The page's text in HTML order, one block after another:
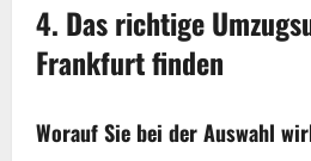
4. Das richtige
Frankfurt finden
Worauf Sie bei der Auswahl